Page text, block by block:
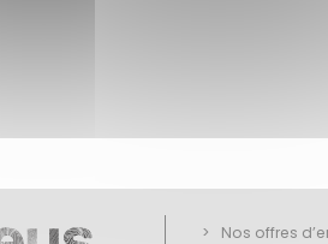
Nos offres